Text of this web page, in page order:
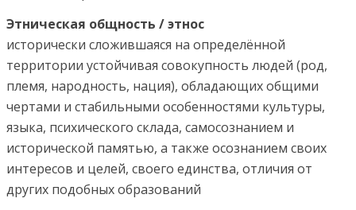
Этническая общность / этнос
исторически сложившаяся на определённой
территории устойчивая совокупность людей (род,
племя, народность, нация), обладающих общими
чертами и стабильными особенностями культуры,
языка, психического склада, самосознанием и
исторической памятью, а также осознанием своих
интересов и целей, своего единства, отличия от
других подобных образований